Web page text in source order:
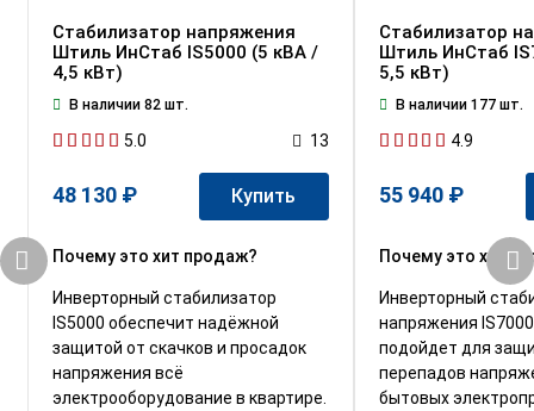
Стабилизатор напряжения
Штиль ИнСтаб IS5000 (5 кВА /
4,5 кВт)
В наличии 82 шт.
5.0 13
48 130 ₽ Купить
Почему это хит продаж?
Инверторный стабилизатор
IS5000 обеспечит надёжной
защитой от скачков и просадок
напряжения всё
электрооборудование в квартире.
Стабилизатор
Штиль ИнСтаб
5,5 кВт)
В наличии 177 шт.
4.9
55 940 ₽
Почему это хит
Инверторный
напряжения
подойдет для
перепадов
бытовых